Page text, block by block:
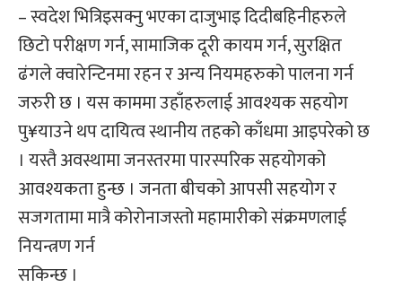
– स्वदेश भित्रिइसक्नु भएका दाजुभाइ दिदीबहिनीहरुले
छिटो परीक्षण गर्न, सामाजिक दूरी कायम गर्न, सुरक्षित
ढंगले क्वारेन्टिनमा रहन र अन्य नियमहरुको पालना गर्न
जरुरी छ । यस काममा उहाँहरुलाई आवश्यक सहयोग
पु¥याउने थप दायित्व स्थानीय तहको काँधमा आइपरेको छ
। यस्तै अवस्थामा जनस्तरमा पारस्परिक सहयोगको
आवश्यकता हुन्छ । जनता बीचको आपसी सहयोग र
सजगतामा मात्रै कोरोनाजस्तो महामारीको संक्रमणलाई
नियन्त्रण गर्न
सकिन्छ ।